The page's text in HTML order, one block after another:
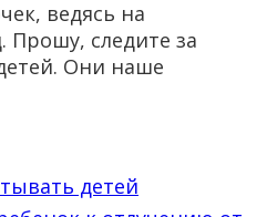
ведясь на
Прошу, следите за
Они наше